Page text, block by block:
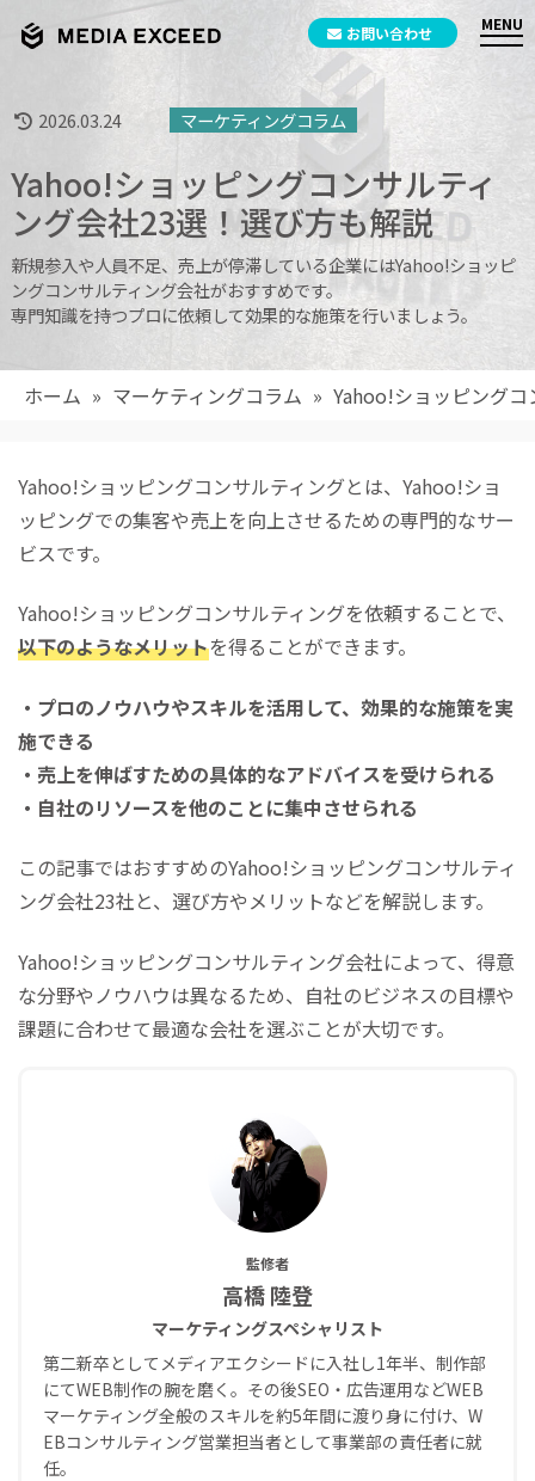
お問い合わせ
2026.03.24 マーケティングコラム
Yahoo!ショッピングコンサルティ
ング会社23選！選び方も解説
新規参入や人員不足、売上が停滞している企業にはYahoo!ショッピ
ングコンサルティング会社がおすすめです。
専門知識を持つプロに依頼して効果的な施策を行いましょう。
ホーム » マーケティングコラム » Yahoo!ショッピング
Yahoo!ショッピングコンサルティングとは、Yahoo!ショ
ッピングでの集客や売上を向上させるための専門的なサー
ビスです。
Yahoo!ショッピングコンサルティングを依頼することで、
以下のようなメリットを得ることができます。
・プロのノウハウやスキルを活用して、効果的な施策を実
施できる
・売上を伸ばすための具体的なアドバイスを受けられる
・自社のリソースを他のことに集中させられる
この記事ではおすすめのYahoo!ショッピングコンサルティ
ング会社23社と、選び方やメリットなどを解説します。
Yahoo!ショッピングコンサルティング会社によって、得意
な分野やノウハウは異なるため、自社のビジネスの目標や
課題に合わせて最適な会社を選ぶことが大切です。
監修者
高橋 陸登
マーケティングスペシャリスト
第二新卒としてメディアエクシードに入社し1年半、制作部
にてWEB制作の腕を磨く。その後SEO・広告運用などWEB
マーケティング全般のスキルを約5年間に渡り身に付け、W
EBコンサルティング営業担当者として事業部の責任者に就
任。